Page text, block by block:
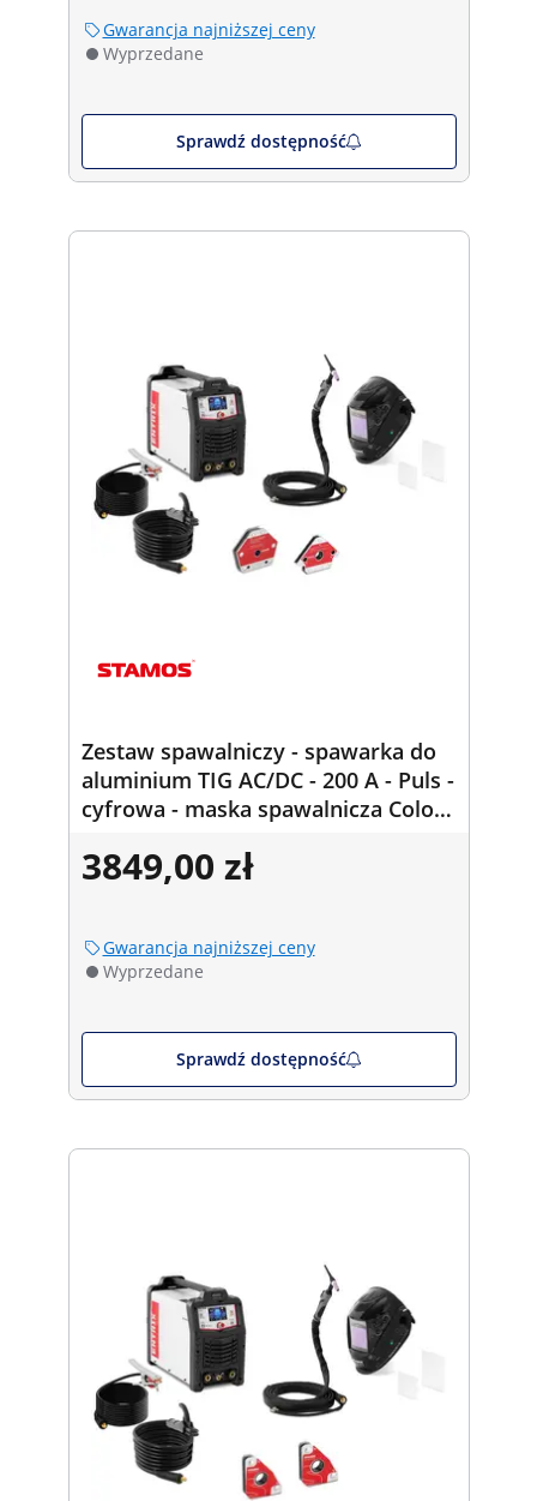
Gwarancja najniższej ceny
Wyprzedane
Sprawdź dostępność
Zestaw spawalniczy - spawarka do
aluminium TIG AC/DC - 200 A - Puls -
cyfrowa - maska spawalnicza Colour
spawalnicze -
3849,00 zł
Gwarancja najniższej ceny
Wyprzedane
Sprawdź dostępność